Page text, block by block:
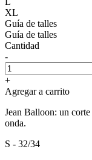
XL
Guía de talles
Guía de talles
Cantidad
-
+
Agregar a carrito
Jean Balloon: un
onda.
S - 32/34